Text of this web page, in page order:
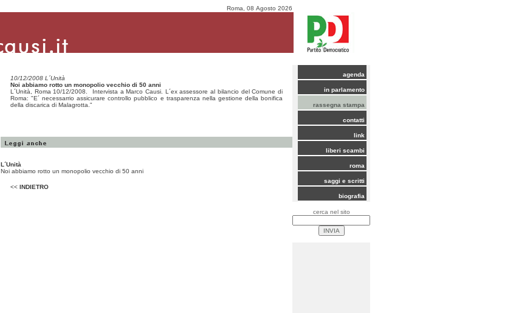
Roma, 08 Agosto 2026
10/12/2008 L´Unità
Noi abbiamo rotto un monopolio vecchio di 50 anni
L´Unità, Roma 10/12/2008. Intervista a Marco Causi. L´ex assessore al bilancio del Comune di
Roma: "E´ necessarrio assicurare controllo pubblico e trasparenza nella gestione della bonifica
della discarica di Malagrotta."
L´Unità
Noi abbiamo rotto un monopolio vecchio di 50 anni
<< INDIETRO
agenda
in parlamento
rassegna stampa
contatti
link
liberi scambi
roma
saggi e scritti
biografia
cerca nel sito